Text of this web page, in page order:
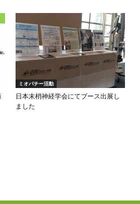
ミオパチー活動
日本末梢神経学会にてブース出展し
ました